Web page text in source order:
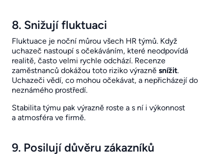
8. Snižují fluktuaci
Fluktuace je noční můrou všech HR týmů. Když
uchazeč nastoupí s očekáváním, které neodpovídá
realitě, často velmi rychle odchází. Recenze
zaměstnanců dokážou toto riziko výrazně snížit.
Uchazeči vědí, co mohou očekávat, a nepřicházejí do
neznámého prostředí.
Stabilita týmu pak výrazně roste a s ní i výkonnost
a atmosféra ve firmě.
9. Posilují důvěru zákazníků